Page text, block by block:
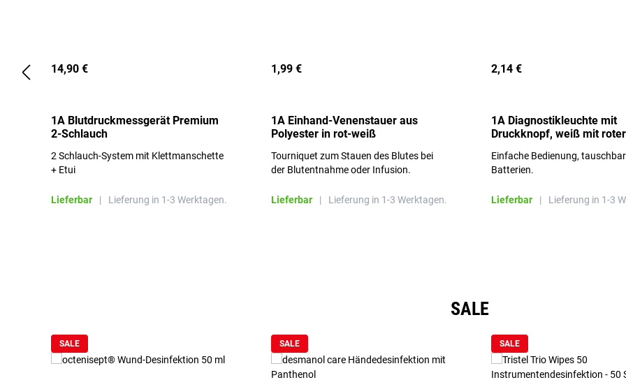
14,90 €
1A Blutdruckmessgerät Premium
2-Schlauch
2 Schlauch-System mit Klettmanschette
+ Etui
Lieferbar | Lieferung in 1-3 Werktagen.
1,99 €
1A Einhand-Venenstauer aus
Polyester in rot-weiß
Tourniquet zum Stauen des Blutes bei
der Blutentnahme oder Infusion.
Lieferbar | Lieferung in 1-3 Werktagen.
2,14 €
1A Diagnostikleuchte mit
Druckknopf, weiß mit roter
Einfache Bedienung,
Batterien.
Lieferbar | Lieferung in 1-3
SALE
SALE SALE SALE